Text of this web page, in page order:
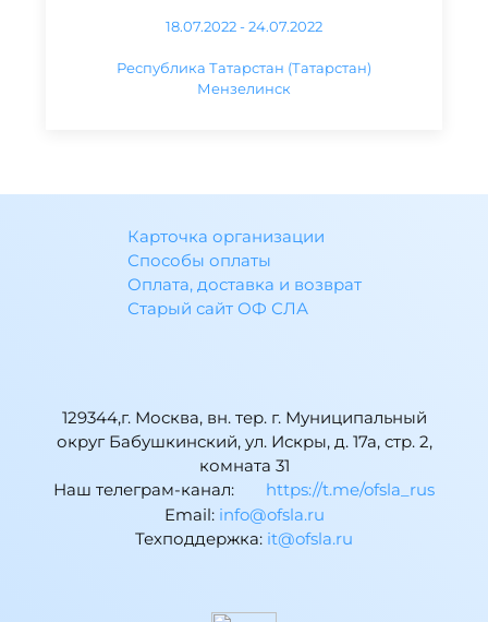
18.07.2022 - 24.07.2022
Республика Татарстан (Татарстан)
Мензелинск
Карточка организации
Способы оплаты
Оплата, доставка и возврат
Старый сайт ОФ СЛА
129344,г. Москва, вн. тер. г. Муниципальный
округ Бабушкинский, ул. Искры, д. 17а, стр. 2,
комната 31
Наш телеграм-канал:
https://t.me/ofsla_rus
Email: ur.alsfo@ofni
Техподдержка: ur.alsfo@ti